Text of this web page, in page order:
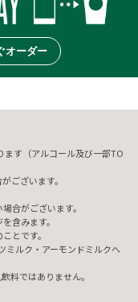
オーダー
ます（アルコール及び一部TO
ございます。
合がございます。
含みます。
とです。
ミルク・アーモンドミルクへ
料ではありません。